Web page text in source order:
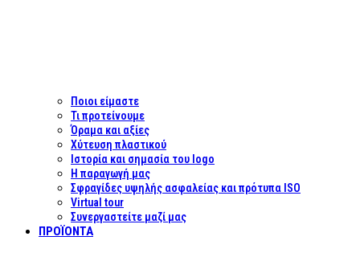
Ποιοι είμαστε
Τι προτείνουμε
Όραμα και αξίες
Χύτευση πλαστικού
Ιστορία και σημασία του logo
Η παραγωγή μας
Σφραγίδες υψηλής ασφαλείας και πρότυπα ISO
Virtual tour
Συνεργαστείτε μαζί μας
ΠΡΟΪΌΝΤΑ